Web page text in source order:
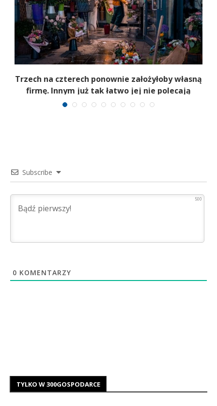
Trzech na czterech ponownie założyłoby własną
firmę. Innym już tak łatwo jej nie polecają
Subscribe
500
0 KOMENTARZY
TYLKO W 300GOSPODARCE